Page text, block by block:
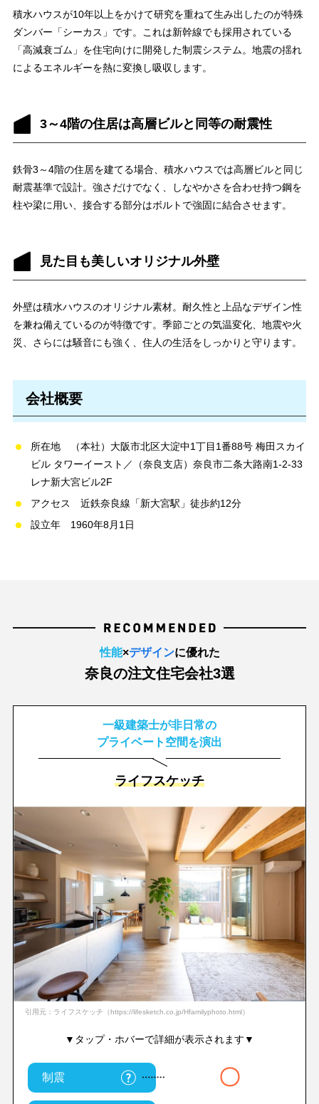
積水ハウスが10年以上をかけて研究を重ねて生み出したのが特殊
ダンバー「シーカス」です。これは新幹線でも採用されている
「高減衰ゴム」を住宅向けに開発した制震システム。地震の揺れ
によるエネルギーを熱に変換し吸収します。
3～4階の住居は高層ビルと同等の耐震性
鉄骨3～4階の住居を建てる場合、積水ハウスでは高層ビルと同じ
耐震基準で設計。強さだけでなく、しなやかさを合わせ持つ鋼を
柱や梁に用い、接合する部分はボルトで強固に結合させます。
見た目も美しいオリジナル外壁
外壁は積水ハウスのオリジナル素材。耐久性と上品なデザイン性
を兼ね備えているのが特徴です。季節ごとの気温変化、地震や火
災、さらには騒音にも強く、住人の生活をしっかりと守ります。
会社概要
所在地 （本社）大阪市北区大淀中1丁目1番88号 梅田スカイ
ビル タワーイースト／（奈良支店）奈良市二条大路南1-2-33
レナ新大宮ビル2F
アクセス 近鉄奈良線「新大宮駅」徒歩約12分
設立年 1960年8月1日
性能×デザインに優れた
奈良の注文住宅会社3選
一級建築士が非日常の
プライベート空間を演出
ライフスケッチ
引用元：ライフスケッチ（https://lifesketch.co.jp/Hfamilyphoto.html）
▼タップ・ホバーで詳細が表示されます▼
制震
〇